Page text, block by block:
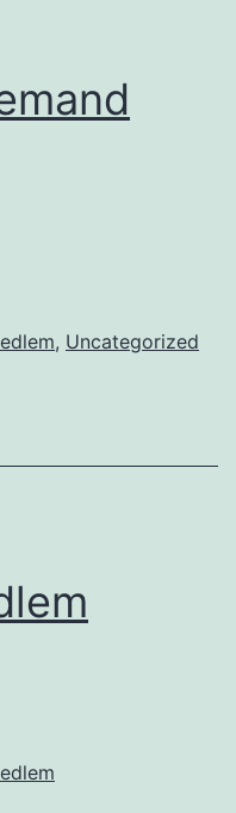
, Uncategorized